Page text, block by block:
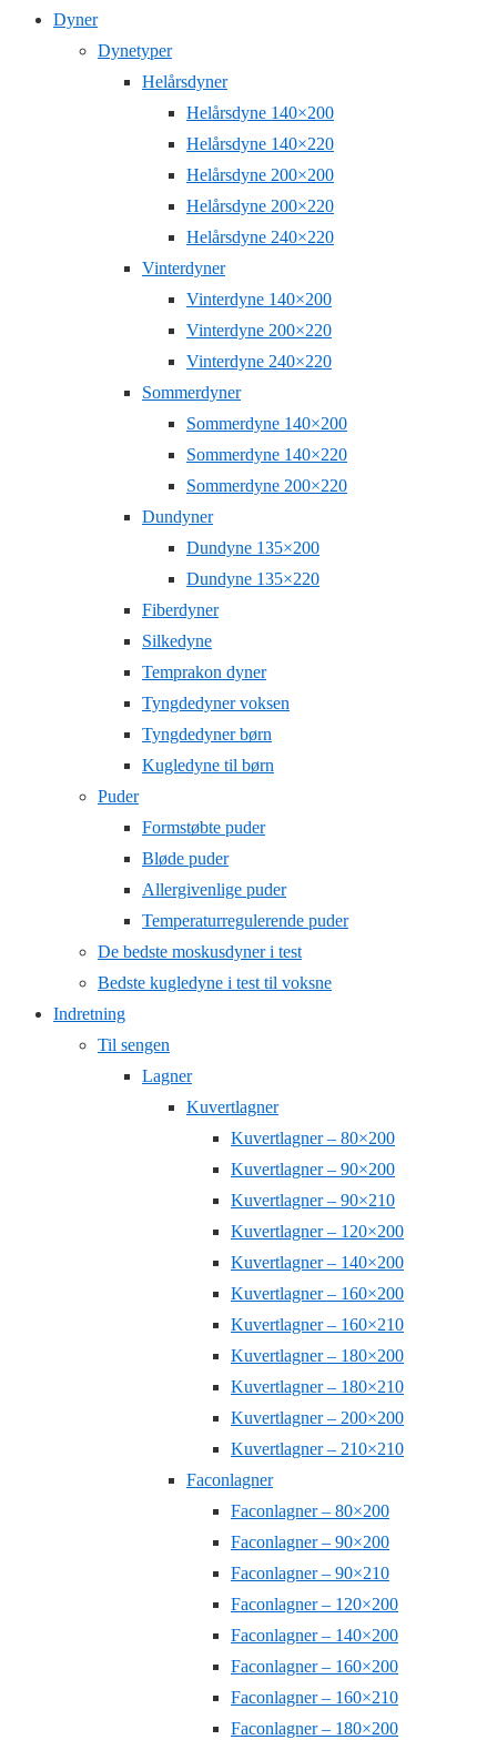
Dyner
Dynetyper
Helårsdyner
Helårsdyne 140×200
Helårsdyne 140×220
Helårsdyne 200×200
Helårsdyne 200×220
Helårsdyne 240×220
Vinterdyner
Vinterdyne 140×200
Vinterdyne 200×220
Vinterdyne 240×220
Sommerdyner
Sommerdyne 140×200
Sommerdyne 140×220
Sommerdyne 200×220
Dundyner
Dundyne 135×200
Dundyne 135×220
Fiberdyner
Silkedyne
Temprakon dyner
Tyngdedyner voksen
Tyngdedyner børn
Kugledyne til børn
Puder
Formstøbte puder
Bløde puder
Allergivenlige puder
Temperaturregulerende puder
De bedste moskusdyner i test
Bedste kugledyne i test til voksne
Indretning
Til sengen
Lagner
Kuvertlagner
Kuvertlagner – 80×200
Kuvertlagner – 90×200
Kuvertlagner – 90×210
Kuvertlagner – 120×200
Kuvertlagner – 140×200
Kuvertlagner – 160×200
Kuvertlagner – 160×210
Kuvertlagner – 180×200
Kuvertlagner – 180×210
Kuvertlagner – 200×200
Kuvertlagner – 210×210
Faconlagner
Faconlagner – 80×200
Faconlagner – 90×200
Faconlagner – 90×210
Faconlagner – 120×200
Faconlagner – 140×200
Faconlagner – 160×200
Faconlagner – 160×210
Faconlagner – 180×200